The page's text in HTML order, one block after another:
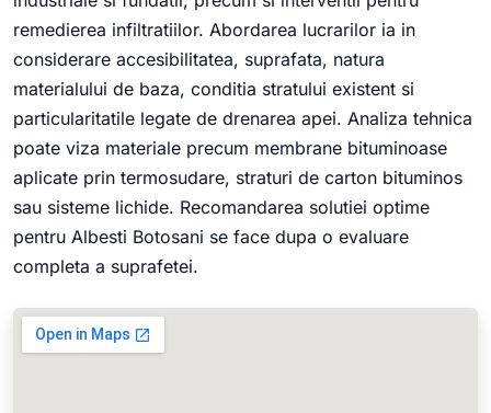
remedierea infiltratiilor. Abordarea lucrarilor ia in
considerare accesibilitatea, suprafata, natura
materialului de baza, conditia stratului existent si
particularitatile legate de drenarea apei. Analiza tehnica
poate viza materiale precum membrane bituminoase
aplicate prin termosudare, straturi de carton bituminos
sau sisteme lichide. Recomandarea solutiei optime
pentru Albesti Botosani se face dupa o evaluare
completa a suprafetei.